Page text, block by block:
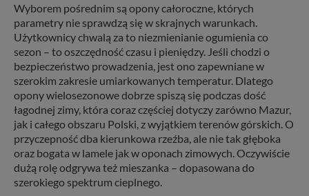
Wyborem pośrednim są opony całoroczne, których
parametry nie sprawdzą się w skrajnych warunkach.
Użytkownicy chwalą za to niezmienianie ogumienia co
sezon – to oszczędność czasu i pieniędzy. Jeśli chodzi o
bezpieczeństwo prowadzenia, jest ono zapewniane w
szerokim zakresie umiarkowanych temperatur. Dlatego
opony wielosezonowe dobrze spiszą się podczas dość
łagodnej zimy, która coraz częściej dotyczy zarówno Mazur,
jak i całego obszaru Polski, z wyjątkiem terenów górskich. O
przyczepność dba kierunkowa rzeźba, ale nie tak głęboka
oraz bogata w lamele jak w oponach zimowych. Oczywiście
dużą rolę odgrywa też mieszanka – dopasowana do
szerokiego spektrum cieplnego.